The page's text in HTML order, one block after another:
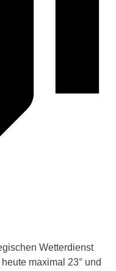
Wetterdienst
maximal 23° und